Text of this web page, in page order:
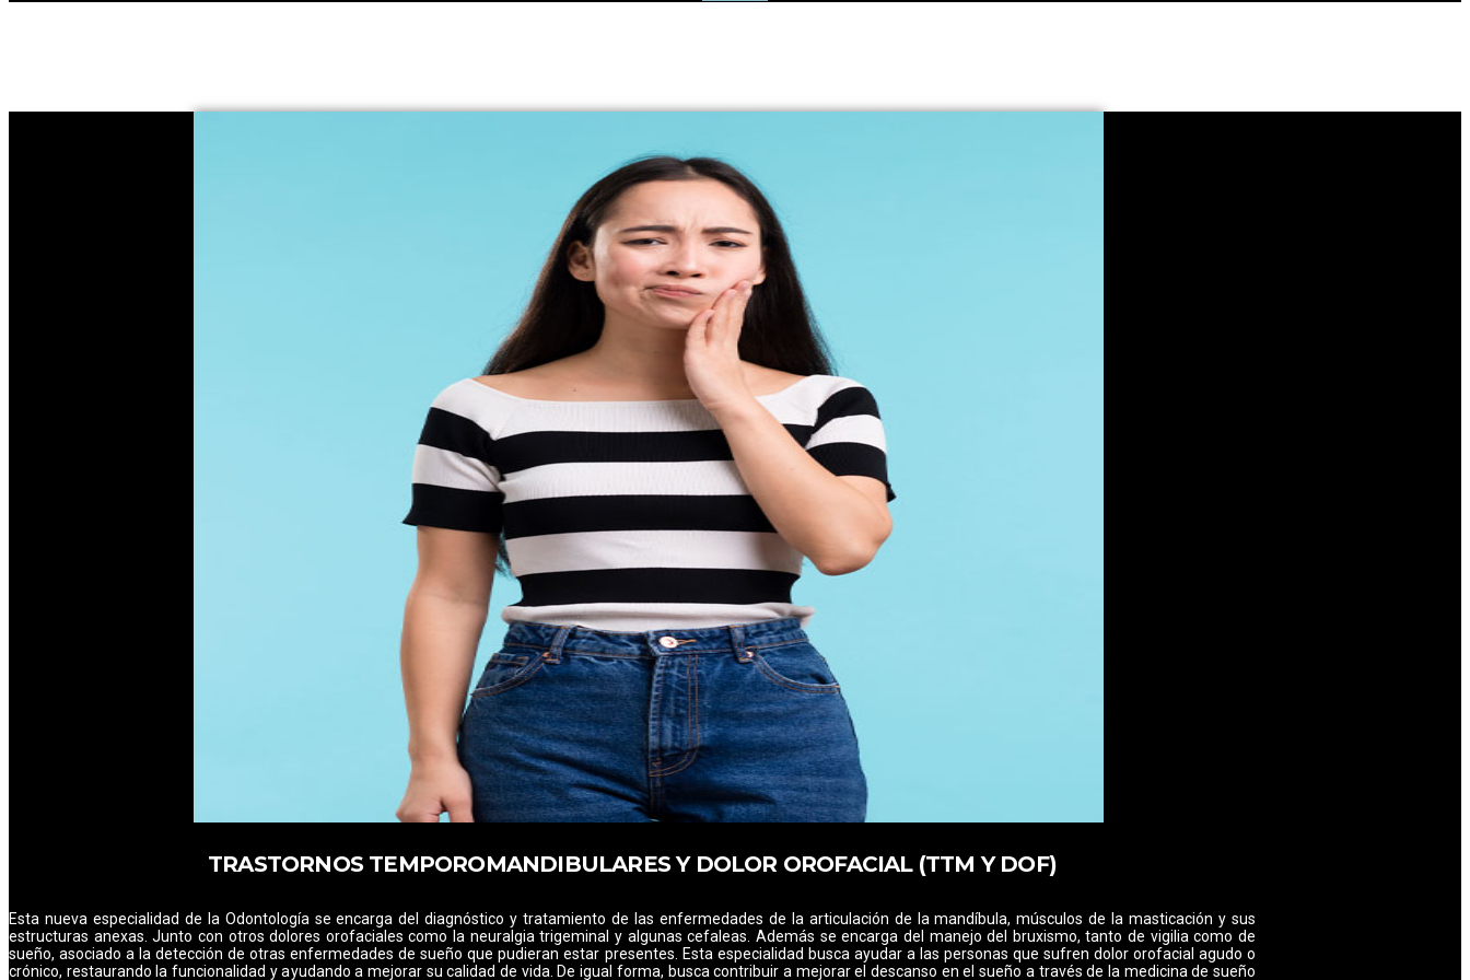
TRASTORNOS TEMPOROMANDIBULARES Y DOLOR OROFACIAL (TTM Y DOF)
Esta nueva especialidad de la Odontología se encarga del diagnóstico y tratamiento de las enfermedades de la articulación de la mandíbula, músculos de la masticación y sus
estructuras anexas. Junto con otros dolores orofaciales como la neuralgia trigeminal y algunas cefaleas. Además se encarga del manejo del bruxismo, tanto de vigilia como de
sueño, asociado a la detección de otras enfermedades de sueño que pudieran estar presentes. Esta especialidad busca ayudar a las personas que sufren dolor orofacial agudo o
crónico, restaurando la funcionalidad y ayudando a mejorar su calidad de vida. De igual forma, busca contribuir a mejorar el descanso en el sueño a través de la medicina de sueño